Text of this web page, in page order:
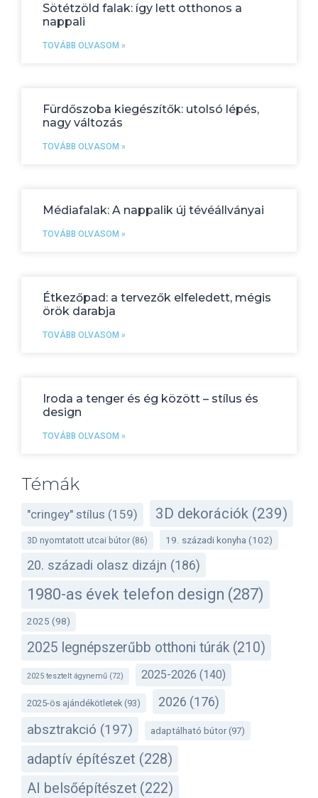
Sötétzöld falak: így lett otthonos a
nappali
TOVÁBB OLVASOM »
Fürdőszoba kiegészítők: utolsó lépés,
nagy változás
TOVÁBB OLVASOM »
Médiafalak: A nappalik új tévéállványai
TOVÁBB OLVASOM »
Étkezőpad: a tervezők elfeledett, mégis
örök darabja
TOVÁBB OLVASOM »
Iroda a tenger és ég között – stílus és
design
TOVÁBB OLVASOM »
Témák
"cringey" stílus (159) 3D dekorációk (239)
3D nyomtatott utcai bútor (86) 19. századi konyha (102)
20. századi olasz dizájn (186)
1980-as évek telefon design (287)
2025 (98)
2025 legnépszerűbb otthoni túrák (210)
2025 tesztelt ágynemű (72) 2025-2026 (140)
2025-ös ajándékötletek (93) 2026 (176)
absztrakció (197) adaptálható bútor(97)
adaptív építészet (228)
AI belsőépítészet (222)